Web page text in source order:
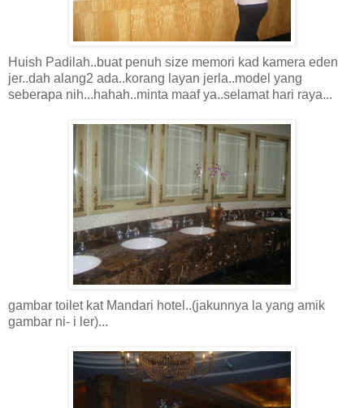
Huish Padilah..buat penuh size memori kad kamera eden
jer..dah alang2 ada..korang layan jerla..model yang
seberapa nih...hahah..minta maaf ya..selamat hari raya...
gambar toilet kat Mandari hotel..(jakunnya la yang amik
gambar ni- i ler)...